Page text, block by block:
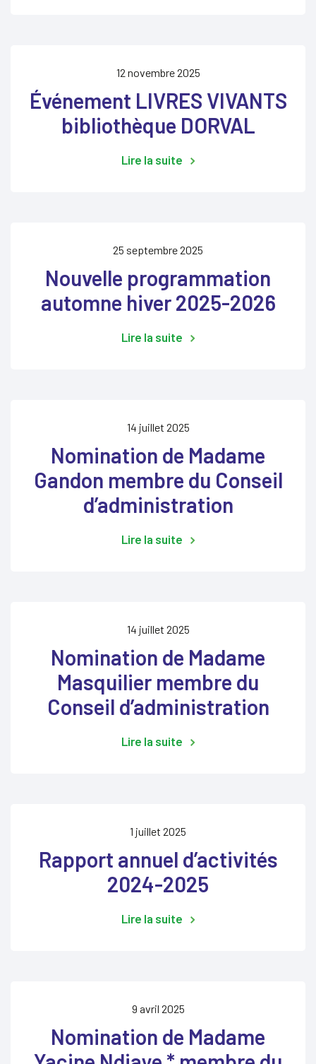
12 novembre 2025
Événement LIVRES VIVANTS
bibliothèque DORVAL
Lire la suite
25 septembre 2025
Nouvelle programmation
automne hiver 2025-2026
Lire la suite
14 juillet 2025
Nomination de Madame
Gandon membre du Conseil
d’administration
Lire la suite
14 juillet 2025
Nomination de Madame
Masquilier membre du
Conseil d’administration
Lire la suite
1 juillet 2025
Rapport annuel d’activités
2024-2025
Lire la suite
9 avril 2025
Nomination de Madame